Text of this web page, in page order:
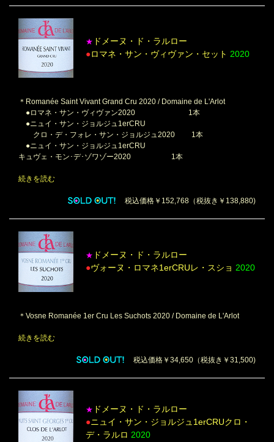
★ ドメーヌ・ド・ラルロー
●ロマネ・サン・ヴィヴァン・セット 2020
＊Romanée Saint Vivant Grand Cru 2020 / Domaine de L'Arlot
●ロマネ・サン・ヴィヴァン2020 1本
●ニュイ・サン・ジョルジュ1erCRU
クロ・デ・フォレ・サン・ジョルジュ2020 1本
●ニュイ・サン・ジョルジュ1erCRU
キュヴェ・モン･デ･ゾワゾー2020 1本
続きを読む
税込価格￥152,768（税抜き￥138,880)
★ ドメーヌ・ド・ラルロー
●ヴォーヌ・ロマネ1erCRUレ・スショ 2020
＊Vosne Romanée 1er Cru Les Suchots 2020 / Domaine de L'Arlot
続きを読む
税込価格￥34,650（税抜き￥31,500)
★ ドメーヌ・ド・ラルロー
●ニュイ・サン・ジョルジュ1erCRUクロ・
デ・ラルロ 2020